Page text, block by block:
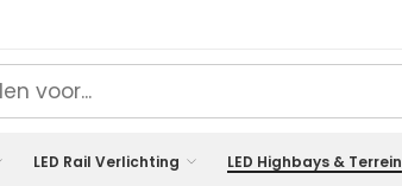
LED Rail Verlichting LED Highbays & Terrein